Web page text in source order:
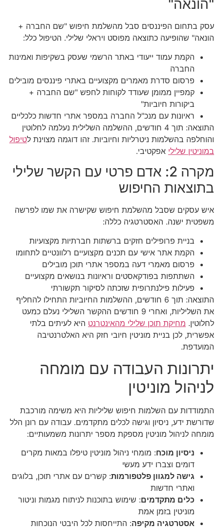
"הונאה"
עסק בתחום הפיננסים סבל מהשלמת חיפוש "שם החברה +
הונאה" שהופיעה כתוצאה מפוסט ויראלי שלילי. הטיפול כלל:
הקמת עמוד ייעודי באתר הרשמי שעסק בשקיפות ואמינות
החברה
פרסום סדרת מאמרים מקצועיים באתרי פיננסים מובילים
קמפיין ממומן שעודד לקוחות לחפש "שם החברה +
ביקורות חיוביות"
ראיונות עם מנכ"ל החברה במספר אתרי חדשות כלכליים
התוצאה: תוך 4 חודשים, ההשלמה השלילית נעלמה לחלוטין
והוחלפה בהשלמות ניטרליות וחיוביות. זהו דוגמה מצוינת לטיפול
במוניטין שלילי אפקטיבי.
מקרה 2: אדם פרטי עם הקשר שלילי
בתוצאות החיפוש
איש עסקים שסבל מהשלמת חיפוש שקישרה את שמו לפרשה
משפטית ישנה. האסטרטגיה כללה:
בניית פרופילים חזקים ברשתות חברתיות מקצועיות
הקמת אתר אישי עם תכנים מקצועיים רלוונטיים לתחומו
פרסום מאמרי דעה במספר אתרי תוכן מובילים
השתתפות בפודקאסטים וראיונות בנושאים מקצועיים
פעילות פילנתרופית שזכתה לסיקור תקשורתי
התוצאה: תוך 6 חודשים, ההשלמות החיוביות התחילו להחליף
את השליליות, ואחרי 9 חודשים ההקשר השלילי נעלם כמעט
לחלוטין. מחיקת תוכן שלילי מהאינטרנט היא לעיתים בלתי
אפשרית, לכן בניית מוניטין חיובי חזק היא האלטרנטיבה
המועדפת.
יתרונות העבודה עם מומחה
לניהול מוניטין
התמודדות עם השלמות חיפוש שליליות היא משימה מורכבת
שדורשת ידע, ניסיון וגישה לכלים מתקדמים. עבודה עם רונן הלל
מומחה לניהול מוניטין מספקת מספר יתרונות משמעותיים:
ניסיון מוכח: מומחי ניהול מוניטין טיפלו במאות מקרים
דומים וצברו ידע מעשי
גישה למגוון פלטפורמות: קשרים עם אתרי תוכן, בלוגים
ואתרי חדשות
כלים מתקדמים: שימוש בתוכנות לניתוח מגמות וניטור
מוניטין בזמן אמת
אסטרטגיה מקיפה: התייחסות לכל היבטי הנוכחות